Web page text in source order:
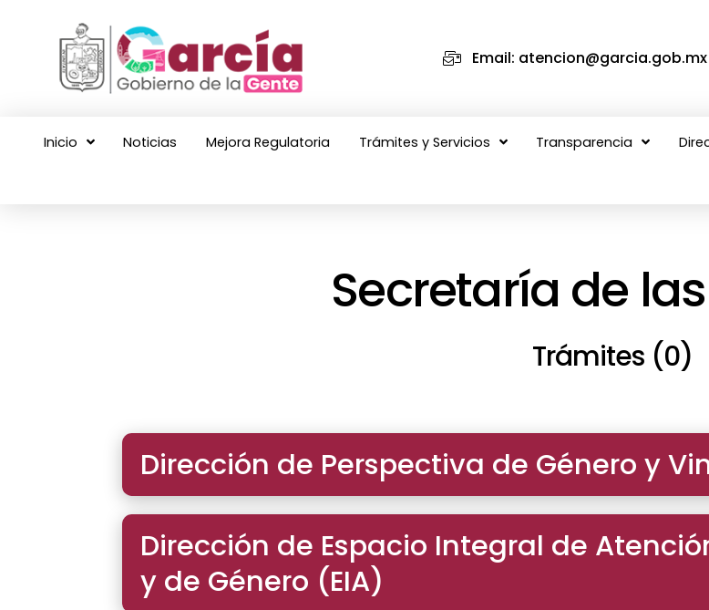
Email: atencion@garcia.gob.mx
Inicio Noticias Mejora Regulatoria Trámites y Servicios Transparencia
Secretaría de
Trámites (0)
Dirección de Perspectiva de Género y
Dirección de Espacio Integral de
y de Género (EIA)